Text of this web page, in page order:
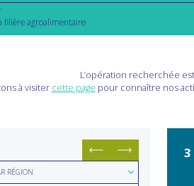
filière agroalimentaire
L’opération recherchée
à visiter cette page pour connaître nos
RÉGION
3